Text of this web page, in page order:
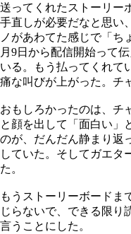
送ってくれたストーリー
手直しが必要だなと思い
ノがあわてた感じで「ち
月9日から配信開始って
いる。もう払ってくれて
痛な叫びが上がった。チ
おもしろかったのは、チ
と顔を出して「面白い」
のが、だんだん静まり返
していた。そしてガエタ
た。
もうストーリーボードま
じらないで、できる限り
言うことにした。